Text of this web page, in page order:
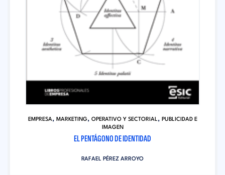
EMPRESA, MARKETING, OPERATIVO Y SECTORIAL, PUBLICIDAD E
IMAGEN
EL PENTÁGONO DE IDENTIDAD
RAFAEL PÉREZ ARROYO